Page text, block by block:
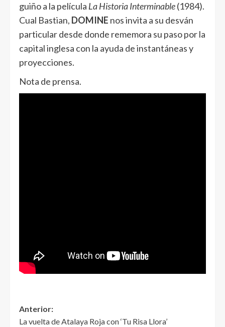
guiño a la película La Historia Interminable(1984).
Cual Bastian, DOMINE nos invita a su desván
particular desde donde rememora su paso por la
capital inglesa con la ayuda de instantáneas y
proyecciones.
Nota de prensa.
Anterior:
La vuelta de Atalaya Roja con ‘Tu Risa Llora’